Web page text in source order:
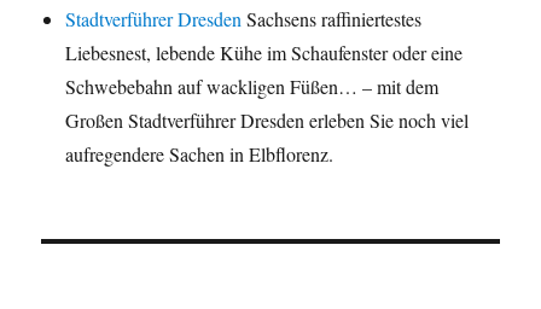
Stadtverführer DresdenSachsens raffiniertestes
Liebesnest, lebende Kühe im Schaufenster oder eine
Schwebebahn auf wackligen Füßen… – mit dem
Großen Stadtverführer Dresden erleben Sie noch viel
aufregendere Sachen in Elbflorenz.